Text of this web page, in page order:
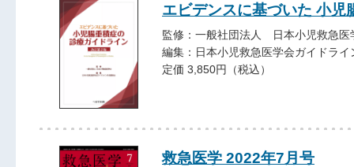
エビデンスに基づいた 小児
監修：一般社団法人 日本小児救急医
編集：日本小児救急医学会ガイドライ
定価 3,850円（税込）
救急医学 2022年7月号